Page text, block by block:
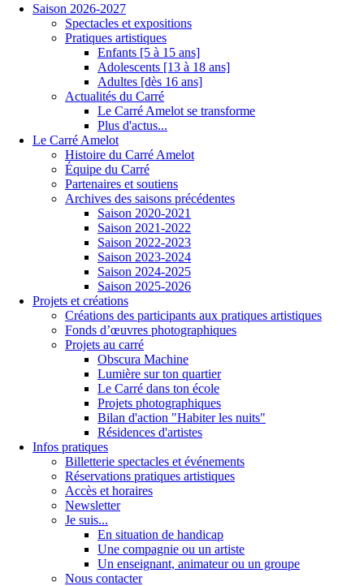
Saison 2026-2027
Spectacles et expositions
Pratiques artistiques
Enfants [5 à 15 ans]
Adolescents [13 à 18 ans]
Adultes [dès 16 ans]
Actualités du Carré
Le Carré Amelot se transforme
Plus d'actus...
Le Carré Amelot
Histoire du Carré Amelot
Équipe du Carré
Partenaires et soutiens
Archives des saisons précédentes
Saison 2020-2021
Saison 2021-2022
Saison 2022-2023
Saison 2023-2024
Saison 2024-2025
Saison 2025-2026
Projets et créations
Créations des participants aux pratiques artistiques
Fonds d’œuvres photographiques
Projets au carré
Obscura Machine
Lumière sur ton quartier
Le Carré dans ton école
Projets photographiques
Bilan d'action "Habiter les nuits"
Résidences d'artistes
Infos pratiques
Billetterie spectacles et événements
Réservations pratiques artistiques
Accès et horaires
Newsletter
Je suis...
En situation de handicap
Une compagnie ou un artiste
Un enseignant, animateur ou un groupe
Nous contacter